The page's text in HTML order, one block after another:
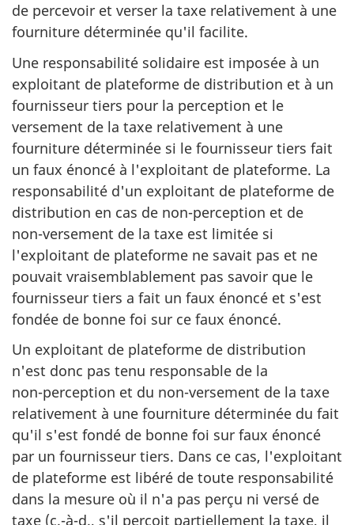
de percevoir et verser la taxe relativement à une
fourniture déterminée qu'il facilite.
Une responsabilité solidaire est imposée à un
exploitant de plateforme de distribution et à un
fournisseur tiers pour la perception et le
versement de la taxe relativement à une
fourniture déterminée si le fournisseur tiers fait
un faux énoncé à l'exploitant de plateforme. La
responsabilité d'un exploitant de plateforme de
distribution en cas de non-perception et de
non-versement de la taxe est limitée si
l'exploitant de plateforme ne savait pas et ne
pouvait vraisemblablement pas savoir que le
fournisseur tiers a fait un faux énoncé et s'est
fondée de bonne foi sur ce faux énoncé.
Un exploitant de plateforme de distribution
n'est donc pas tenu responsable de la
non-perception et du non-versement de la taxe
relativement à une fourniture déterminée du fait
qu'il s'est fondé de bonne foi sur faux énoncé
par un fournisseur tiers. Dans ce cas, l'exploitant
de plateforme est libéré de toute responsabilité
dans la mesure où il n'a pas perçu ni versé de
taxe (c.-à-d., s'il perçoit partiellement la taxe, il